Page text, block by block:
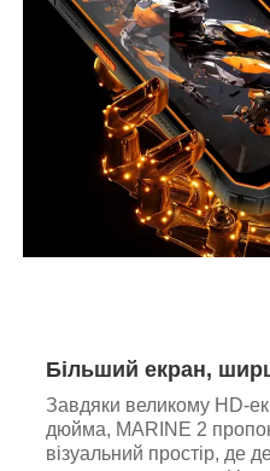
Більший екран,
Завдяки великому HD-
дюйма, MARINE 2
візуальний простір, де